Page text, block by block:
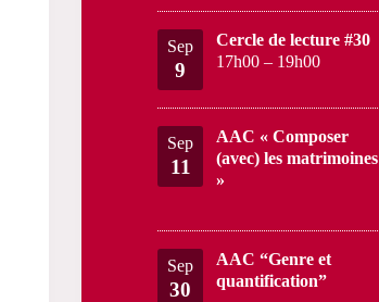
Sep
9
Cercle de lecture #30
17h00 – 19h00
Sep
11
AAC « Composer
(avec) les matrimoines
»
Sep
30
AAC “Genre et
quantification”